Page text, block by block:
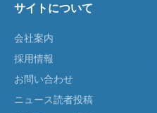
サイトについて
会社案内
採用情報
お問い合わせ
ニュース読者投稿